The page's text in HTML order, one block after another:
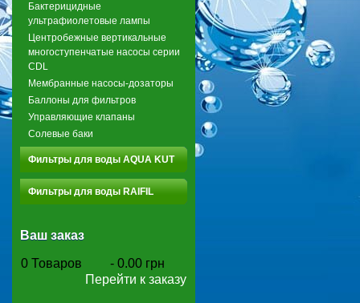
Бактерицидные
ультрафиолетовые лампы
Центробежные вертикальные
многоступенчатые насосы серии
CDL
Мембранные насосы-дозаторы
Баллоны для фильтров
Управляющие клапаны
Солевые баки
Фильтры для воды AQUA KUT
Фильтры для воды RAIFIL
Ваш заказ
0 Товаров - 0.00 грн
Перейти к заказу